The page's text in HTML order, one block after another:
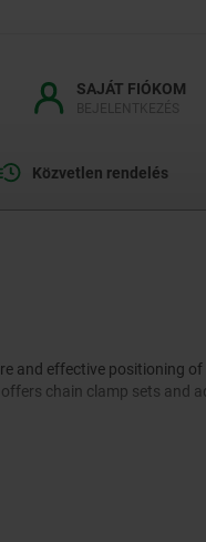
SAJÁT FIÓKOM
Közvetlen rendelés
and effective positioning
chain clamp sets and